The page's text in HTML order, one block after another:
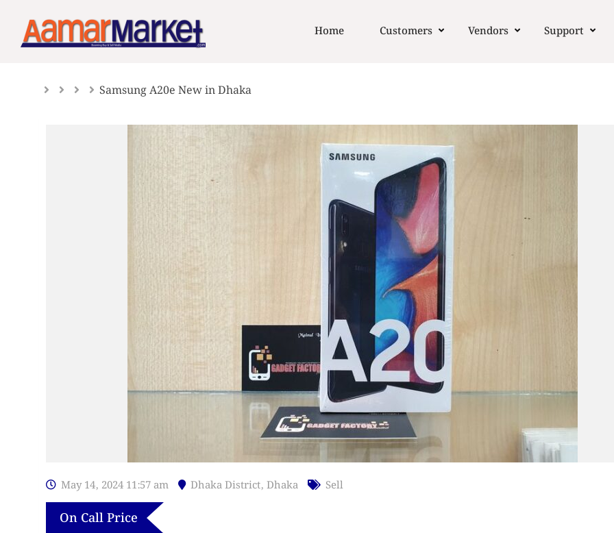
content
Home Customers Vendors Support
Samsung A20e New in Dhaka
May 14, 2024 11:57 am Dhaka District, Dhaka Sell
On Call Price